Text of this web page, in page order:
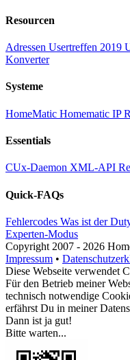
Resourcen
Adressen Usertreffen 2019
Konverter
Systeme
HomeMatic Homematic IP
Essentials
CUx-Daemon XML-API
Quick-FAQs
Fehlercodes Was ist der
Experten-Modus
Copyright 2007 - 2026
Impressum •
Diese Webseite verwendet
Für den Betrieb meiner
technisch notwendige
erfährst Du in meiner
Dann ist ja gut!
Bitte warten...